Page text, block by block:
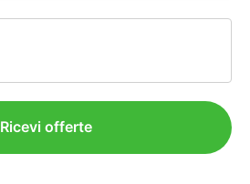
Ricevi offerte